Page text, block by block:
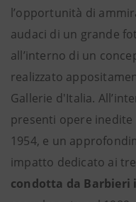
l’opportunità di
audaci di un grande
all’interno di un
realizzato
Gallerie d'Italia.
presenti opere inedite
1954, e un
impatto dedicato ai
condotta da Barbieri